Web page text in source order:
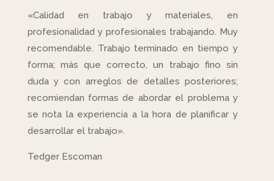
«Calidad en trabajo y materiales, en
profesionalidad y profesionales trabajando. Muy
recomendable. Trabajo terminado en tiempo y
forma; más que correcto, un trabajo fino sin
duda y con arreglos de detalles posteriores;
recomiendan formas de abordar el problema y
se nota la experiencia a la hora de planificar y
desarrollar el trabajo».
Tedger Escoman